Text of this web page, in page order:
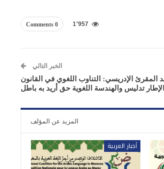
0 Comments 1٬957
الخبر التالي
المقرئ الإدريسي: التناوب اللغوي في القانون
الإطار تدليس والهندسة اللغوية حق أريد به باطل‎
المزيد عن المؤلف
أخبار العربية